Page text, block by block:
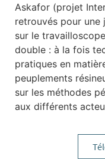
Askafor (projet
retrouvés pour une
sur le
double : à la fois
pratiques en
peuplements
sur les méthodes
aux différents